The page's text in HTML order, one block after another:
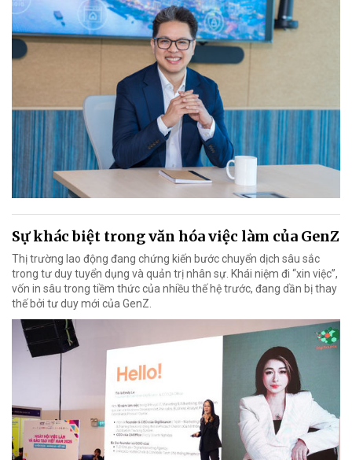
Sự khác biệt trong văn hóa việc làm của GenZ
Thị trường lao động đang chứng kiến bước chuyển dịch sâu sắc
trong tư duy tuyển dụng và quản trị nhân sự. Khái niệm đi “xin việc”,
vốn in sâu trong tiềm thức của nhiều thế hệ trước, đang dần bị thay
thế bởi tư duy mới của GenZ.